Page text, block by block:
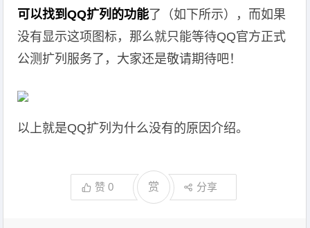
可以找到QQ扩列的功能 了（如下所示），而如果
没有显示这项图标，那么就只能等待QQ官方正式
公测扩列服务了，大家还是敬请期待吧！
以上就是QQ扩列为什么没有的原因介绍。
赞0 赏 分享